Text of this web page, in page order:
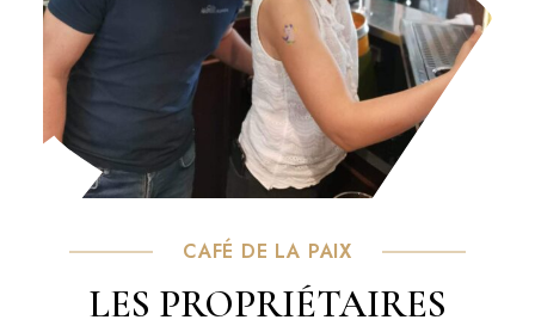
CAFÉ DE LA PAIX
LES PROPRIÉTAIRES